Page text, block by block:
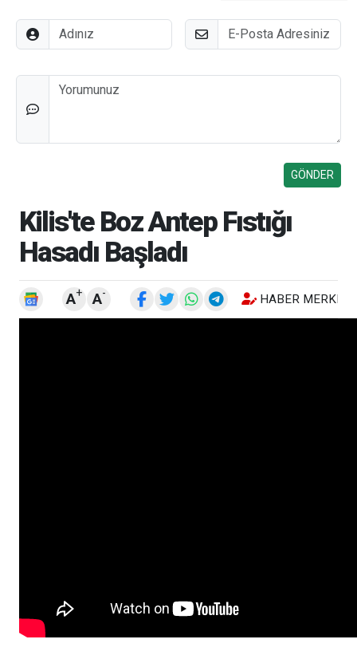
Adınız E-Posta
Düşünceleriniz
Kilis'te Boz Antep Fıstığı
Hasadı Başladı
A+ A- HABER MERKEZI